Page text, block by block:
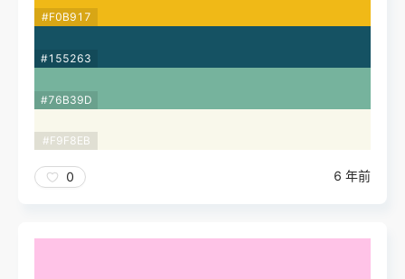
#F0B917
#155263
#76B39D
#F9F8EB
0 6 年前